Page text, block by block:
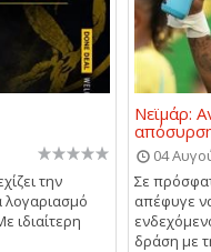
την
λογαριασμό
ιδιαίτερη
Νεϊμάρ:
04
Σε
απέφυγε
δράση με